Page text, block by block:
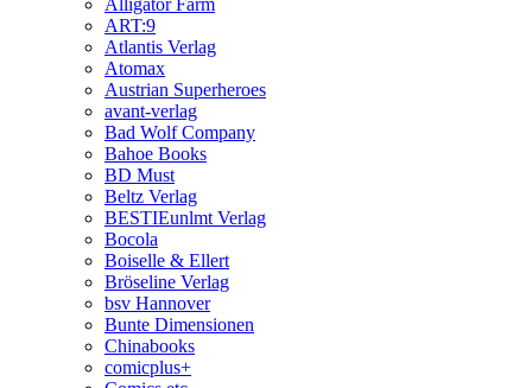
Alligator Farm
ART:9
Atlantis Verlag
Atomax
Austrian Superheroes
avant-verlag
Bad Wolf Company
Bahoe Books
BD Must
Beltz Verlag
BESTIEunlmt Verlag
Bocola
Boiselle & Ellert
Bröseline Verlag
bsv Hannover
Bunte Dimensionen
Chinabooks
comicplus+